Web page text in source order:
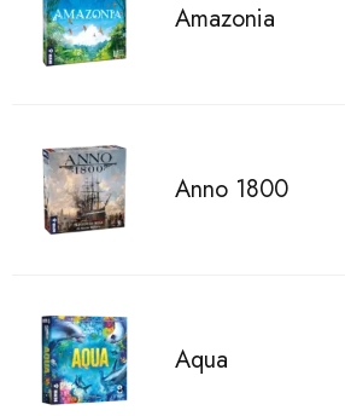
Amazonia
Anno 1800
Aqua